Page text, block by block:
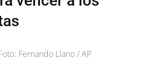
Fernando Llano / AP